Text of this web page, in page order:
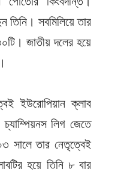
তিনি। সবমিলিয়ে তার
জাতীয় দলের হয়ে
ইউরোপিয়ান ক্লাব
লিগ জেতে
সালে তার নেতৃত্বেই
হয়ে তিনি ৮ বার